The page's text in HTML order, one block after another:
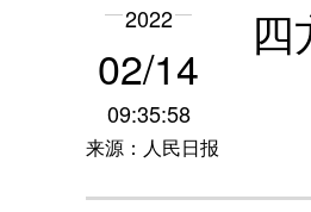
2022
02/14
09:35:58
来源：人民日报